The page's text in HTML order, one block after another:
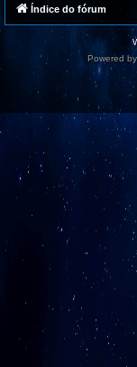
Índice do fórum
Powered by